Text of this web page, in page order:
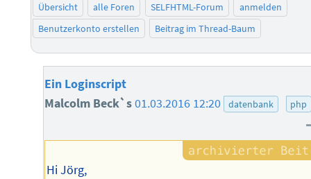
Übersicht alle Foren SELFHTML-Forum
anmelden
Benutzerkonto erstellen
Beitrag im Thread-Baum
Ein Loginscript
Malcolm Beck`s01.03.2016 12:20 datenbank php
Hi Jörg,